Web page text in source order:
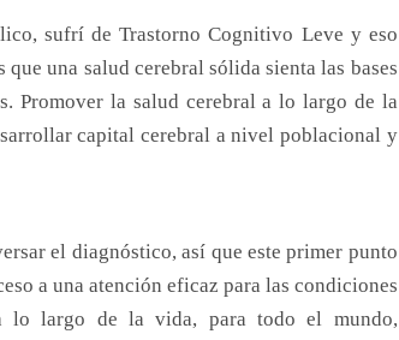
sufrí de Trastorno Cognitivo Leve y eso
una salud cerebral sólida sienta las bases
Promover la salud cerebral a lo largo de la
capital cerebral a nivel poblacional y
el diagnóstico, así que este primer punto
a una atención eficaz para las condiciones
lo largo de la vida, para todo el mundo,